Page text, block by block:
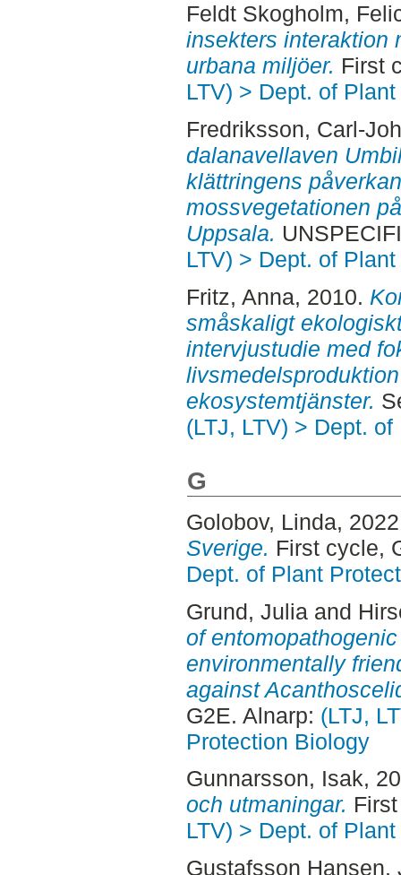
Feldt Skogholm,
insekters interaktion
urbana miljöer. First
LTV) > Dept. of
Fredriksson, Carl-
dalanavellaven
klättringens
mossvegetationen
Uppsala.
LTV) > Dept. of
Fritz, Anna, 2010.
småskaligt
intervjustudie med
ekosystemtjänster.
(LTJ, LTV) > Dept.
G
Golobov, Linda,
Sverige. First cycle,
Dept. of Plant
Grund, Juliaand
of
environmentally
against
G2E. Alnarp: (LTJ,
Protection Biology
Gunnarsson, Isak,
och utmaningar.
LTV) > Dept. of
Gustafsson Hansen,